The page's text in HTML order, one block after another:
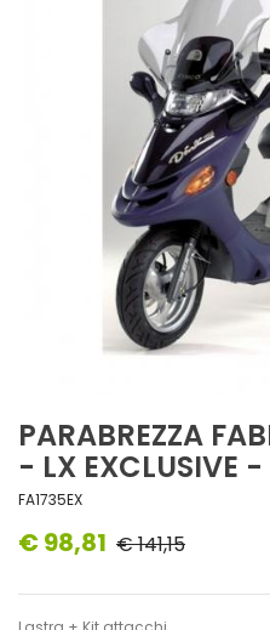
PARABREZZA
- LX EXCLUSIVE -
FA1735EX
€ 98,81 € 141,15